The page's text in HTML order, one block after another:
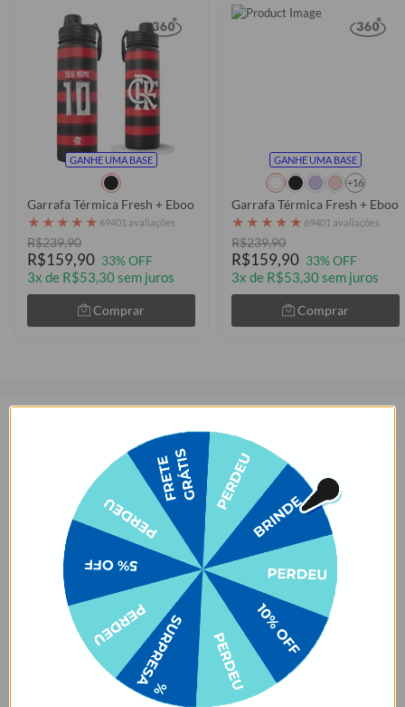
GANHE UMA BASE
Garrafa Térmica Fresh + Ebook - Flamengo Uniforme 1 2025 P
★ ★ ★ ★ ★ 69401 avaliações
R$239,90
R$159,90 33% OFF
3x de R$53,30 sem juros
Comprar
GANHE UMA BASE
+16
Garrafa Térmica Fresh +
★ ★ ★ ★ ★ 69401 avaliações
R$239,90
R$159,90 33% OFF
3x de R$53,30 sem juros
Comprar
Praticidade em tamanho compacto? Agora você tem! A Garrafa
Térmica Fresh 350ml é a melhor escolha para quem quer manter a
bebida na temperatura certa e não abre mão de levá-la para todo
lugar! O tamanho compacto deixa mais espaço livre na tua bolsa 🙂.
São apenas 16cm de altura mantendo sua bebida até 24h fria ou
12h quente, e tem mais um detalhe: ela tem uma alça para
transportá-la. Incrível, né?
Para manter sua bebida ainda mais gelada, recomendamos colocar
gelo dentro da garrafa. É só escolher a sua cor favorita e a estampa
daquele personagem que você não vive sem. Beber água nunca foi
tão divertido!